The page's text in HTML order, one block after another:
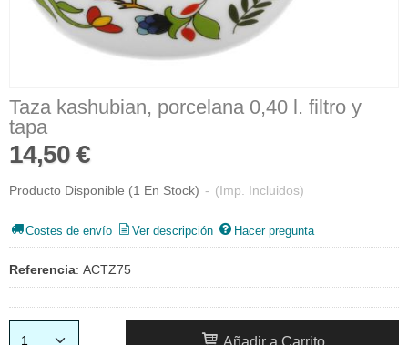
Taza kashubian, porcelana 0,40 l. filtro y
tapa
14,50 €
Producto Disponible (1 En Stock) - (Imp. Incluidos)
Costes de envío Ver descripción Hacer pregunta
Referencia: ACTZ75
Añadir a Carrito